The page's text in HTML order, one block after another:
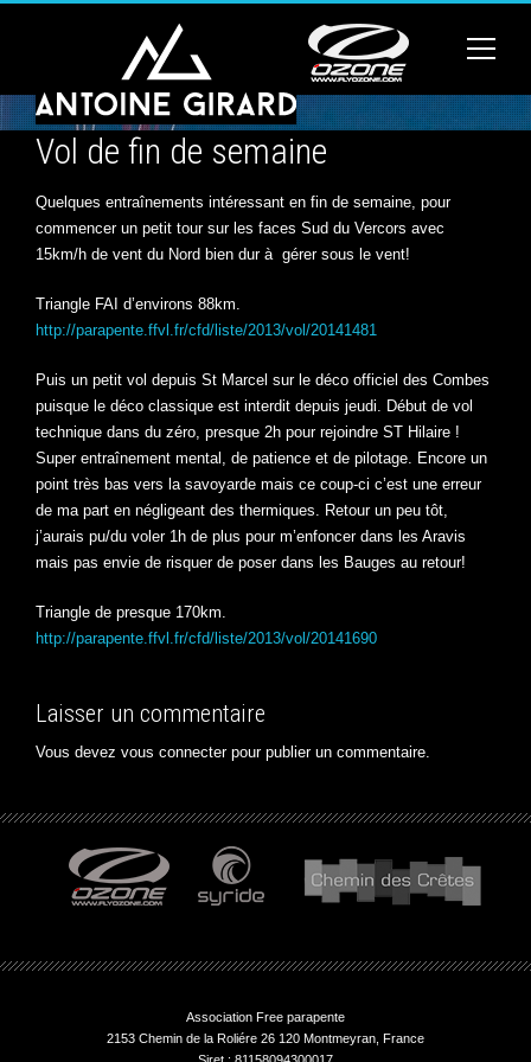
Vol de fin de semaine
Quelques entraînements intéressant en fin de semaine, pour
commencer un petit tour sur les faces Sud du Vercors avec
15km/h de vent du Nord bien dur à gérer sous le vent!
Triangle FAI d’environs 88km.
http://parapente.ffvl.fr/cfd/liste/2013/vol/20141481
Puis un petit vol depuis St Marcel sur le déco officiel des Combes
puisque le déco classique est interdit depuis jeudi. Début de vol
technique dans du zéro, presque 2h pour rejoindre ST Hilaire !
Super entraînement mental, de patience et de pilotage. Encore un
point très bas vers la savoyarde mais ce coup-ci c’est une erreur
de ma part en négligeant des thermiques. Retour un peu tôt,
j’aurais pu/du voler 1h de plus pour m’enfoncer dans les Aravis
mais pas envie de risquer de poser dans les Bauges au retour!
Triangle de presque 170km.
http://parapente.ffvl.fr/cfd/liste/2013/vol/20141690
Laisser un commentaire
Vous devez vous connecterpour publier un commentaire.
Association Free parapente
2153 Chemin de la Roliére 26 120 Montmeyran, France
Siret : 81158094300017